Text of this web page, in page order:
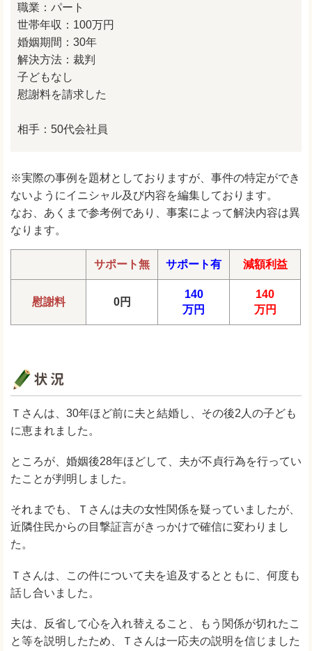
職業：パート
世帯年収：100万円
婚姻期間：30年
解決方法：裁判
子どもなし
慰謝料を請求した
相手：50代会社員
※実際の事例を題材としておりますが、事件の特定ができ
ないようにイニシャル及び内容を編集しております。
なお、あくまで参考例であり、事案によって解決内容は異
なります。
サポート無 サポート有 減額利益
慰謝料 0円
140
万円
140
万円
Ｔさんは、30年ほど前に夫と結婚し、その後2人の子ども
に恵まれました。
ところが、婚姻後28年ほどして、夫が不貞行為を行ってい
たことが判明しました。
それまでも、Ｔさんは夫の女性関係を疑っていましたが、
近隣住民からの目撃証言がきっかけで確信に変わりまし
た。
Ｔさんは、この件について夫を追及するとともに、何度も
話し合いました。
夫は、反省して心を入れ替えること、もう関係が切れたこ
と等を説明したため、Ｔさんは一応夫の説明を信じました